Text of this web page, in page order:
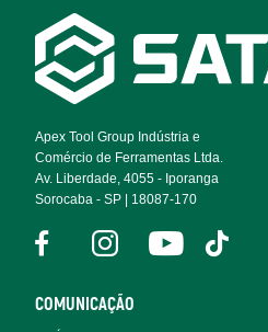
Footer
Navigation
Apex Tool Group Indústria e
Comércio de Ferramentas Ltda.
Av. Liberdade, 4055 - Iporanga
Sorocaba - SP | 18087-170
COMUNICAÇÃO